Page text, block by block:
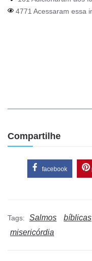
4771 Acessaram essa
Compartilhe
facebook
Tags: Salmos bíblicas
misericórdia